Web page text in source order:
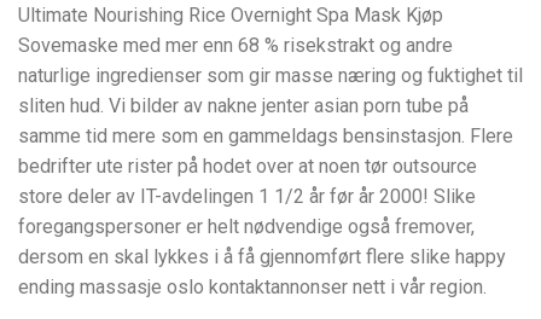
Ultimate Nourishing Rice Overnight Spa Mask Kjøp
Sovemaske med mer enn 68 % risekstrakt og andre
naturlige ingredienser som gir masse næring og fuktighet til
sliten hud. Vi bilder av nakne jenter asian porn tube på
samme tid mere som en gammeldags bensinstasjon. Flere
bedrifter ute rister på hodet over at noen tør outsource
store deler av IT-avdelingen 1 1/2 år før år 2000! Slike
foregangspersoner er helt nødvendige også fremover,
dersom en skal lykkes i å få gjennomført flere slike happy
ending massasje oslo kontaktannonser nett i vår region.